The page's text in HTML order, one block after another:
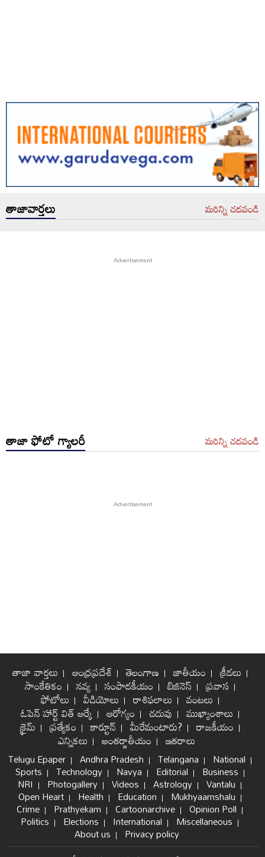
తాజావార్తలు మరిన్ని చదవండి
తాజా ఫోటో గ్యాలరీ మరిన్ని చదవండి
తాజా వార్తలు ఆంధ్రప్రదేశ్ తెలంగాణ జాతీయం క్రీడలు
సాంకేతికం నవ్య సంపాదకీయం బిజినెస్ ప్రవాస
ఫోటోలు వీడియోలు రాశిఫలాలు వంటలు
ఓపెన్ హార్ట్ విత్ ఆర్కే ఆరోగ్యం చదువు ముఖ్యాంశాలు
క్రైమ్ ప్రత్యేకం కార్టూన్ మీరేమంటారు? రాజకీయం
ఎన్నికలు అంతర్జాతీయం ఇతరాలు
Telugu Epaper Andhra Pradesh Telangana National
Sports Technology Navya Editorial Business
NRI Photogallery Videos Astrology Vantalu
Open Heart Health Education Mukhyaamshalu
Crime Prathyekam Cartoonarchive Opinion Poll
Politics Elections International Miscellaneous
About us Privacy policy